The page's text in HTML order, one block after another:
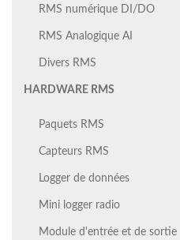
RMS numérique DI/DO
RMS Analogique AI
Divers RMS
HARDWARE RMS
Paquets RMS
Capteurs RMS
Logger de données
Mini logger radio
Module d'entrée et de sortie